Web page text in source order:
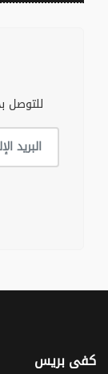
للتوصل
كفى بريس